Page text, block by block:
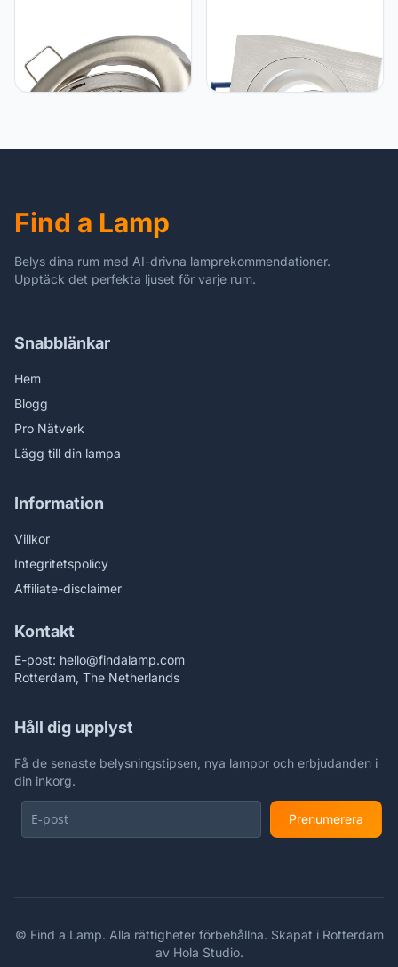
Lu-mi Inbouwspot GU10
set inbouwframe roestvrij
staal - geborsteld roestvrij
Lu-mi 1x aluminium
inbouwspot GU10 set – 1
stuk aluminium
Find a Lamp
Belys dina rum med AI-drivna lamprekommendationer.
Upptäck det perfekta ljuset för varje rum.
Snabblänkar
Hem
Blogg
Pro Nätverk
Lägg till din lampa
Information
Villkor
Integritetspolicy
Affiliate-disclaimer
Kontakt
E-post: hello@findalamp.com
Rotterdam, The Netherlands
Håll dig upplyst
Få de senaste belysningstipsen, nya lampor och erbjudanden i
din inkorg.
Prenumerera
© Find a Lamp. Alla rättigheter förbehållna. Skapat i Rotterdam
av Hola Studio.